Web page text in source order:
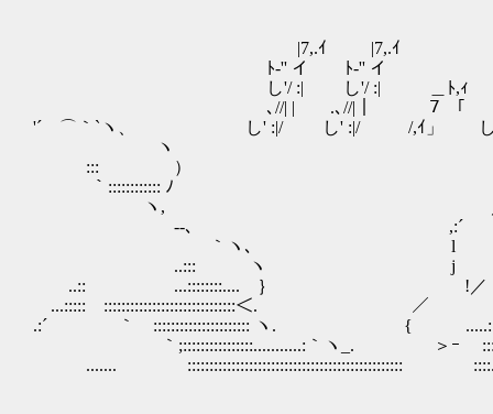
|7,.ｲ |7,.ｲ
ﾄ-'' イ ﾄ-'' イ
し'/ :| し'/ :| ＿
､//| | .､//|｜ ７ 「 ﾄイ ,
'´ ⌒｀`ヽ、 し' :|/ し' :|/ /,
ヽ ノ｀
::: ） ｒ
｀:::::::::::: ﾉ -‐''''''´
ヽ, ／ ｀`-､
--､ ,:´ ::::::::::::::.
｀ヽ､ l ｀::::
..::: ヽ j ｀
..:: ...::::::::.... ｝ !／
...::::: ::::::::::::::::::::::::::::::＜. ／
.:´ ｀ :::::::::::::::::::::: ヽ. {
｀;::::::::::::::::...........:｀ヽ_. ＞ｰ
....... :::::::::::::::::::::::::::::::::::::::::::::::::